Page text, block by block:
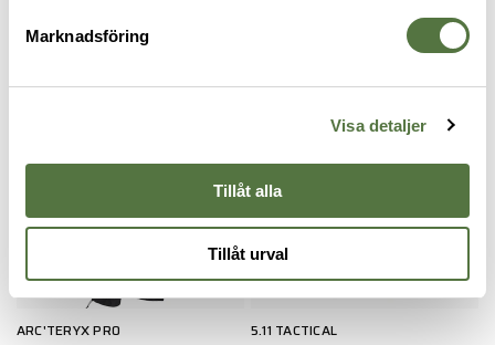
Marknadsföring
Visa detaljer
Tillåt alla
Tillåt urval
SKAL- & REGNBYXOR
ARC'TERYX PRO 5.11 TACTICAL